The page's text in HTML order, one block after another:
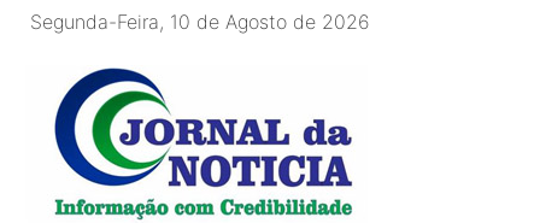
Segunda-Feira, 10 de Agosto de 2026